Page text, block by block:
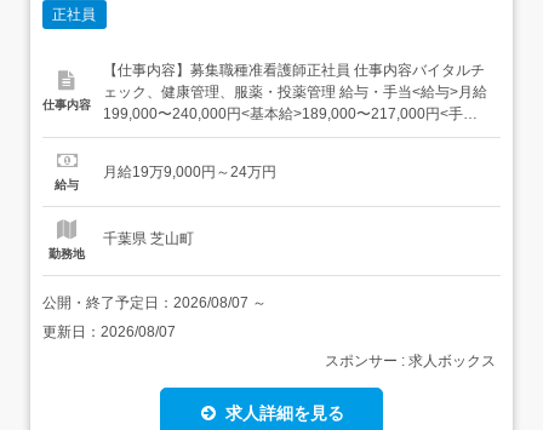
正社員
仕事内容
【仕事内容】募集職種准看護師正社員 仕事内容バイタルチ
ェック、健康管理、服薬・投薬管理 給与・手当<給与>月給
199,000〜240,000円<基本給>189,000〜217,000円<手当>
交通費支給:実費(上限なし)職務手当:10,000〜20,000円<賞
30,000円(月あたり) ...
給与
月給19万9,000円～24万円
勤務地
千葉県 芝山町
公開・終了予定日： 2026/08/07 ～
更新日： 2026/08/07
スポンサー : 求人ボックス
求人詳細を見る